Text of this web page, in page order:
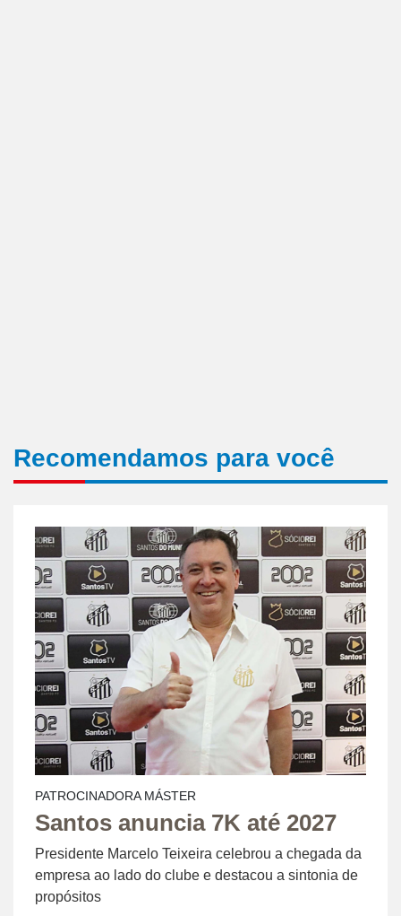
Recomendamos para você
PATROCINADORA MÁSTER
Santos anuncia 7K até 2027
Presidente Marcelo Teixeira celebrou a chegada da
empresa ao lado do clube e destacou a sintonia de
propósitos